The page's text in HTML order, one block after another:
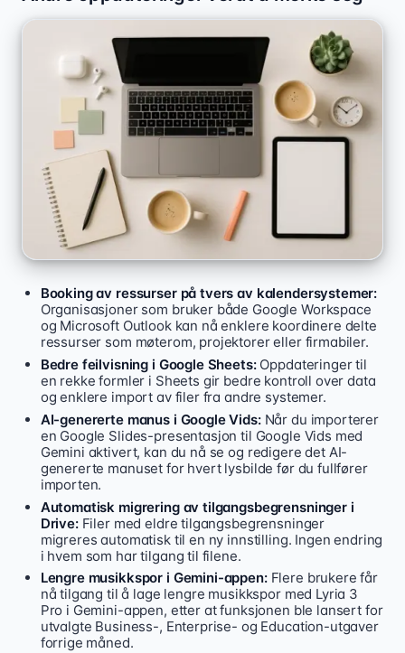
Booking av ressurser på tvers av kalendersystemer:
Organisasjoner som bruker både Google Workspace
og Microsoft Outlook kan nå enklere koordinere delte
ressurser som møterom, projektorer eller firmabiler.
Bedre feilvisning i Google Sheets:Oppdateringer til
en rekke formler i Sheets gir bedre kontroll over data
og enklere import av filer fra andre systemer.
AI-genererte manus i Google Vids:Når du importerer
en Google Slides-presentasjon til Google Vids med
Gemini aktivert, kan du nå se og redigere det AI-
genererte manuset for hvert lysbilde før du fullfører
importen.
Automatisk migrering av tilgangsbegrensninger i
Drive:Filer med eldre tilgangsbegrensninger
migreres automatisk til en ny innstilling. Ingen endring
i hvem som har tilgang til filene.
Lengre musikkspor i Gemini-appen:Flere brukere får
nå tilgang til å lage lengre musikkspor med Lyria 3
Pro i Gemini-appen, etter at funksjonen ble lansert for
utvalgte Business-, Enterprise- og Education-utgaver
forrige måned.